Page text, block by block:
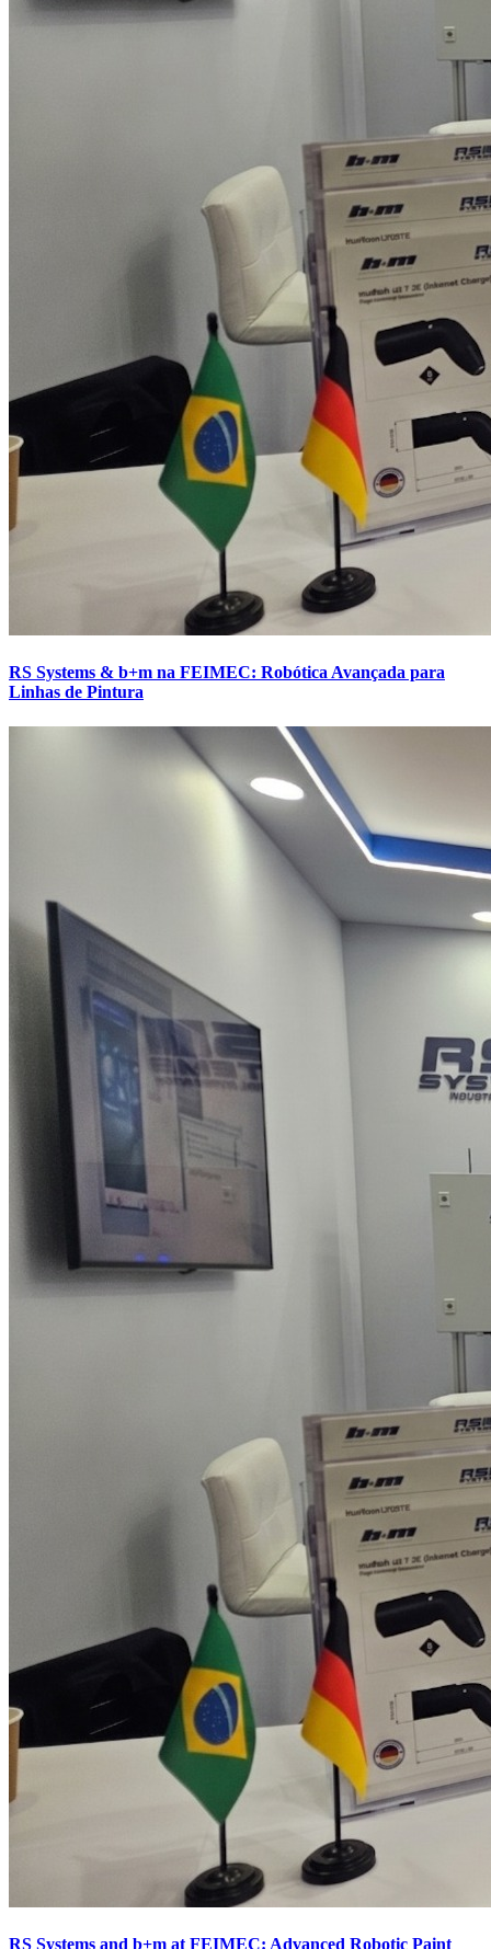
RS Systems & b+m na FEIMEC: Robótica Avançada para
Linhas de Pintura
RS Systems and b+m at FEIMEC: Advanced Robotic Paint